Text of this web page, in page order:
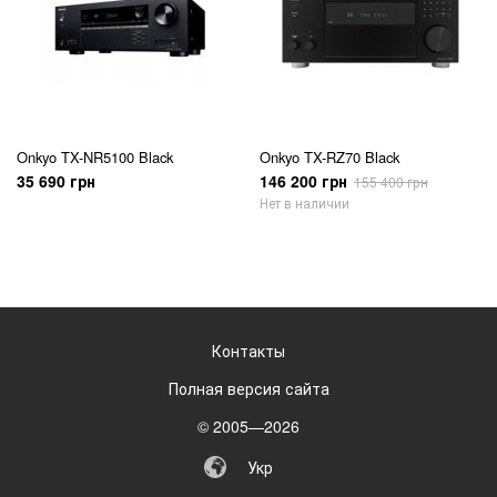
2017 — выпуск первого в мире музыкального смартфона с
двумя усилителямиOnkyo Granbeat
Onkyo TX-NR5100 Black
35 690 грн
Onkyo TX-RZ70 Black
146 200 грн 155 400 грн
Нет в наличии
Контакты
Полная версия сайта
© 2005—2026
Укр